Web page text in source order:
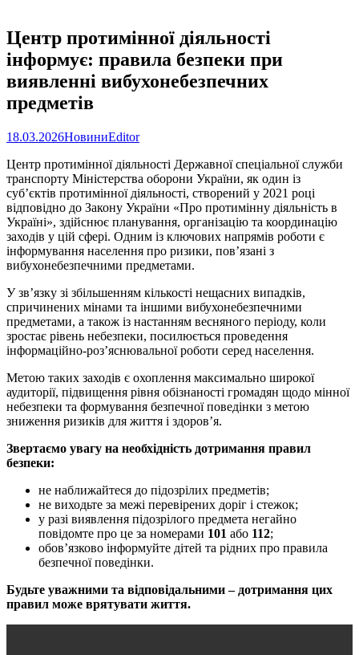
Центр протимінної діяльності
інформує: правила безпеки при
виявленні вибухонебезпечних
предметів
18.03.2026НовиниEditor
Центр протимінної діяльності Державної спеціальної служби
транспорту Міністерства оборони України, як один із
суб’єктів протимінної діяльності, створений у 2021 році
відповідно до Закону України «Про протимінну діяльність в
Україні», здійснює планування, організацію та координацію
заходів у цій сфері. Одним із ключових напрямів роботи є
інформування населення про ризики, пов’язані з
вибухонебезпечними предметами.
У зв’язку зі збільшенням кількості нещасних випадків,
спричинених мінами та іншими вибухонебезпечними
предметами, а також із настанням весняного періоду, коли
зростає рівень небезпеки, посилюється проведення
інформаційно-роз’яснювальної роботи серед населення.
Метою таких заходів є охоплення максимально широкої
аудиторії, підвищення рівня обізнаності громадян щодо мінної
небезпеки та формування безпечної поведінки з метою
зниження ризиків для життя і здоров’я.
Звертаємо увагу на необхідність дотримання правил
безпеки:
не наближайтеся до підозрілих предметів;
не виходьте за межі перевірених доріг і стежок;
у разі виявлення підозрілого предмета негайно
повідомте про це за номерами 101 або 112;
обов’язково інформуйте дітей та рідних про правила
безпечної поведінки.
Будьте уважними та відповідальними – дотримання цих
правил може врятувати життя.